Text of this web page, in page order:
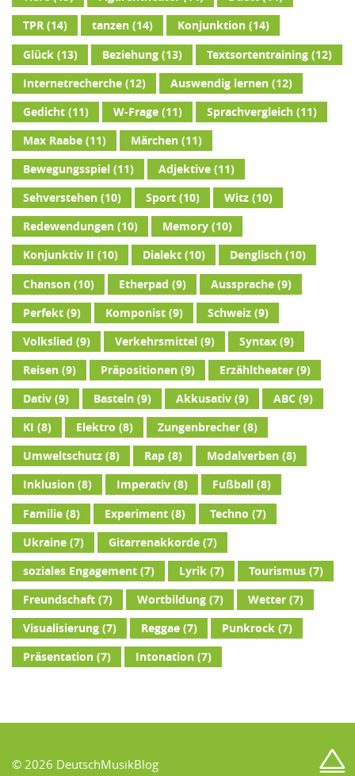
TPR(14) tanzen(14) Konjunktion(14)
Glück(13) Beziehung(13) Textsortentraining(12)
Internetrecherche(12) Auswendig lernen(12)
Gedicht(11) W-Frage(11) Sprachvergleich(11)
Max Raabe(11) Märchen(11)
Bewegungsspiel(11) Adjektive(11)
Sehverstehen(10) Sport(10) Witz(10)
Redewendungen(10) Memory(10)
Konjunktiv II (10) Dialekt(10) Denglisch(10)
Chanson(10) Etherpad (9) Aussprache(9)
Perfekt(9) Komponist(9) Schweiz(9)
Volkslied (9) Verkehrsmittel(9) Syntax(9)
Reisen(9) Präpositionen(9) Erzähltheater(9)
Dativ(9) Basteln(9) Akkusativ(9) ABC (9)
KI (8) Elektro (8) Zungenbrecher(8)
Umweltschutz(8) Rap(8) Modalverben(8)
Inklusion(8) Imperativ(8) Fußball (8)
Familie(8) Experiment(8) Techno (7)
Ukraine(7) Gitarrenakkorde(7)
soziales Engagement(7) Lyrik(7) Tourismus(7)
Freundschaft(7) Wortbildung(7) Wetter(7)
Visualisierung(7) Reggae(7) Punkrock(7)
Präsentation(7) Intonation(7)
© 2026 DeutschMusikBlog